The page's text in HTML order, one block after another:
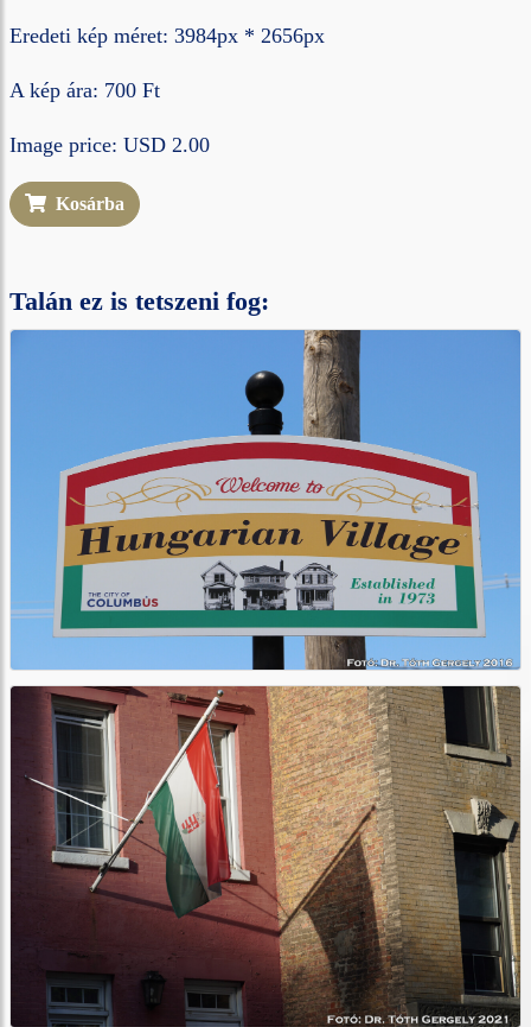
Eredeti kép méret: 3984px * 2656px
A kép ára: 700 Ft
Image price: USD 2.00
Kosárba
Talán ez is tetszeni fog: